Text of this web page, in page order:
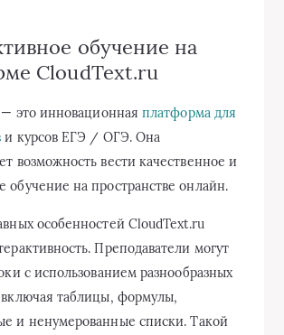
обучение на
CloudText.ru
это инновационнаяплатформа для
и курсов ЕГЭ / ОГЭ. Она
возможность вести качественное и
обучение на пространстве онлайн.
особенностей CloudText.ru
Преподаватели могут
с использованием разнообразных
таблицы, формулы,
и ненумерованные списки. Такой